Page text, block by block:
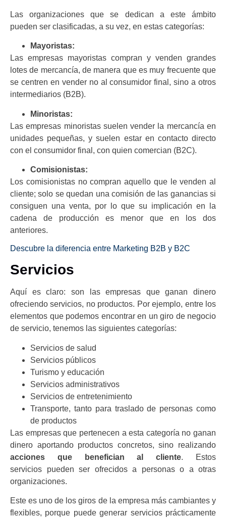
Las organizaciones que se dedican a este ámbito
pueden ser clasificadas, a su vez, en estas categorías:
Mayoristas:
Las empresas mayoristas compran y venden grandes
lotes de mercancía, de manera que es muy frecuente que
se centren en vender no al consumidor final, sino a otros
intermediarios (B2B).
Minoristas:
Las empresas minoristas suelen vender la mercancía en
unidades pequeñas, y suelen estar en contacto directo
con el consumidor final, con quien comercian (B2C).
Comisionistas:
Los comisionistas no compran aquello que le venden al
cliente; solo se quedan una comisión de las ganancias si
consiguen una venta, por lo que su implicación en la
cadena de producción es menor que en los dos
anteriores.
Descubre la diferencia entre Marketing B2B y B2C
Servicios
Aquí es claro: son las empresas que ganan dinero
ofreciendo servicios, no productos. Por ejemplo, entre los
elementos que podemos encontrar en un giro de negocio
de servicio, tenemos las siguientes categorías:
Servicios de salud
Servicios públicos
Turismo y educación
Servicios administrativos
Servicios de entretenimiento
Transporte, tanto para traslado de personas como
de productos
Las empresas que pertenecen a esta categoría no ganan
dinero aportando productos concretos, sino realizando
acciones que benefician al cliente. Estos
servicios pueden ser ofrecidos a personas o a otras
organizaciones.
Este es uno de los giros de la empresa más cambiantes y
flexibles, porque puede generar servicios prácticamente